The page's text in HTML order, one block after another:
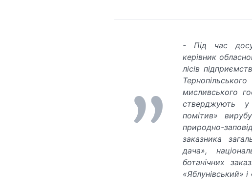
- Під час
керівник
лісів
мисливського
стверджують
помітив»
природно-
заказника
дача»,
ботанічних
«Яблунівський» і